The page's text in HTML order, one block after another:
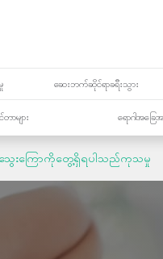
ဆေးဘက်ဆိုင်ရာခရီးသွား
ာများ ရောဂါအခြေ
သွေးကြောကိုတွေ့ရှိရပါသည်ကုသမှု